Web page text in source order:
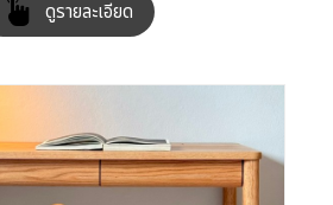
ดูรายละเอียด